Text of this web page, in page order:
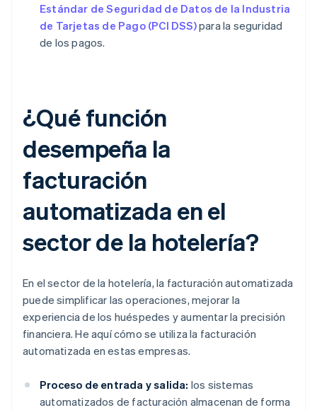
Estándar de Seguridad de Datos de la Industria
de Tarjetas de Pago (PCI DSS)para la seguridad
de los pagos.
¿Qué función
desempeña la
facturación
automatizada en el
sector de la hotelería?
En el sector de la hotelería, la facturación automatizada
puede simplificar las operaciones, mejorar la
experiencia de los huéspedes y aumentar la precisión
financiera. He aquí cómo se utiliza la facturación
automatizada en estas empresas.
Proceso de entrada y salida: los sistemas
automatizados de facturación almacenan de forma